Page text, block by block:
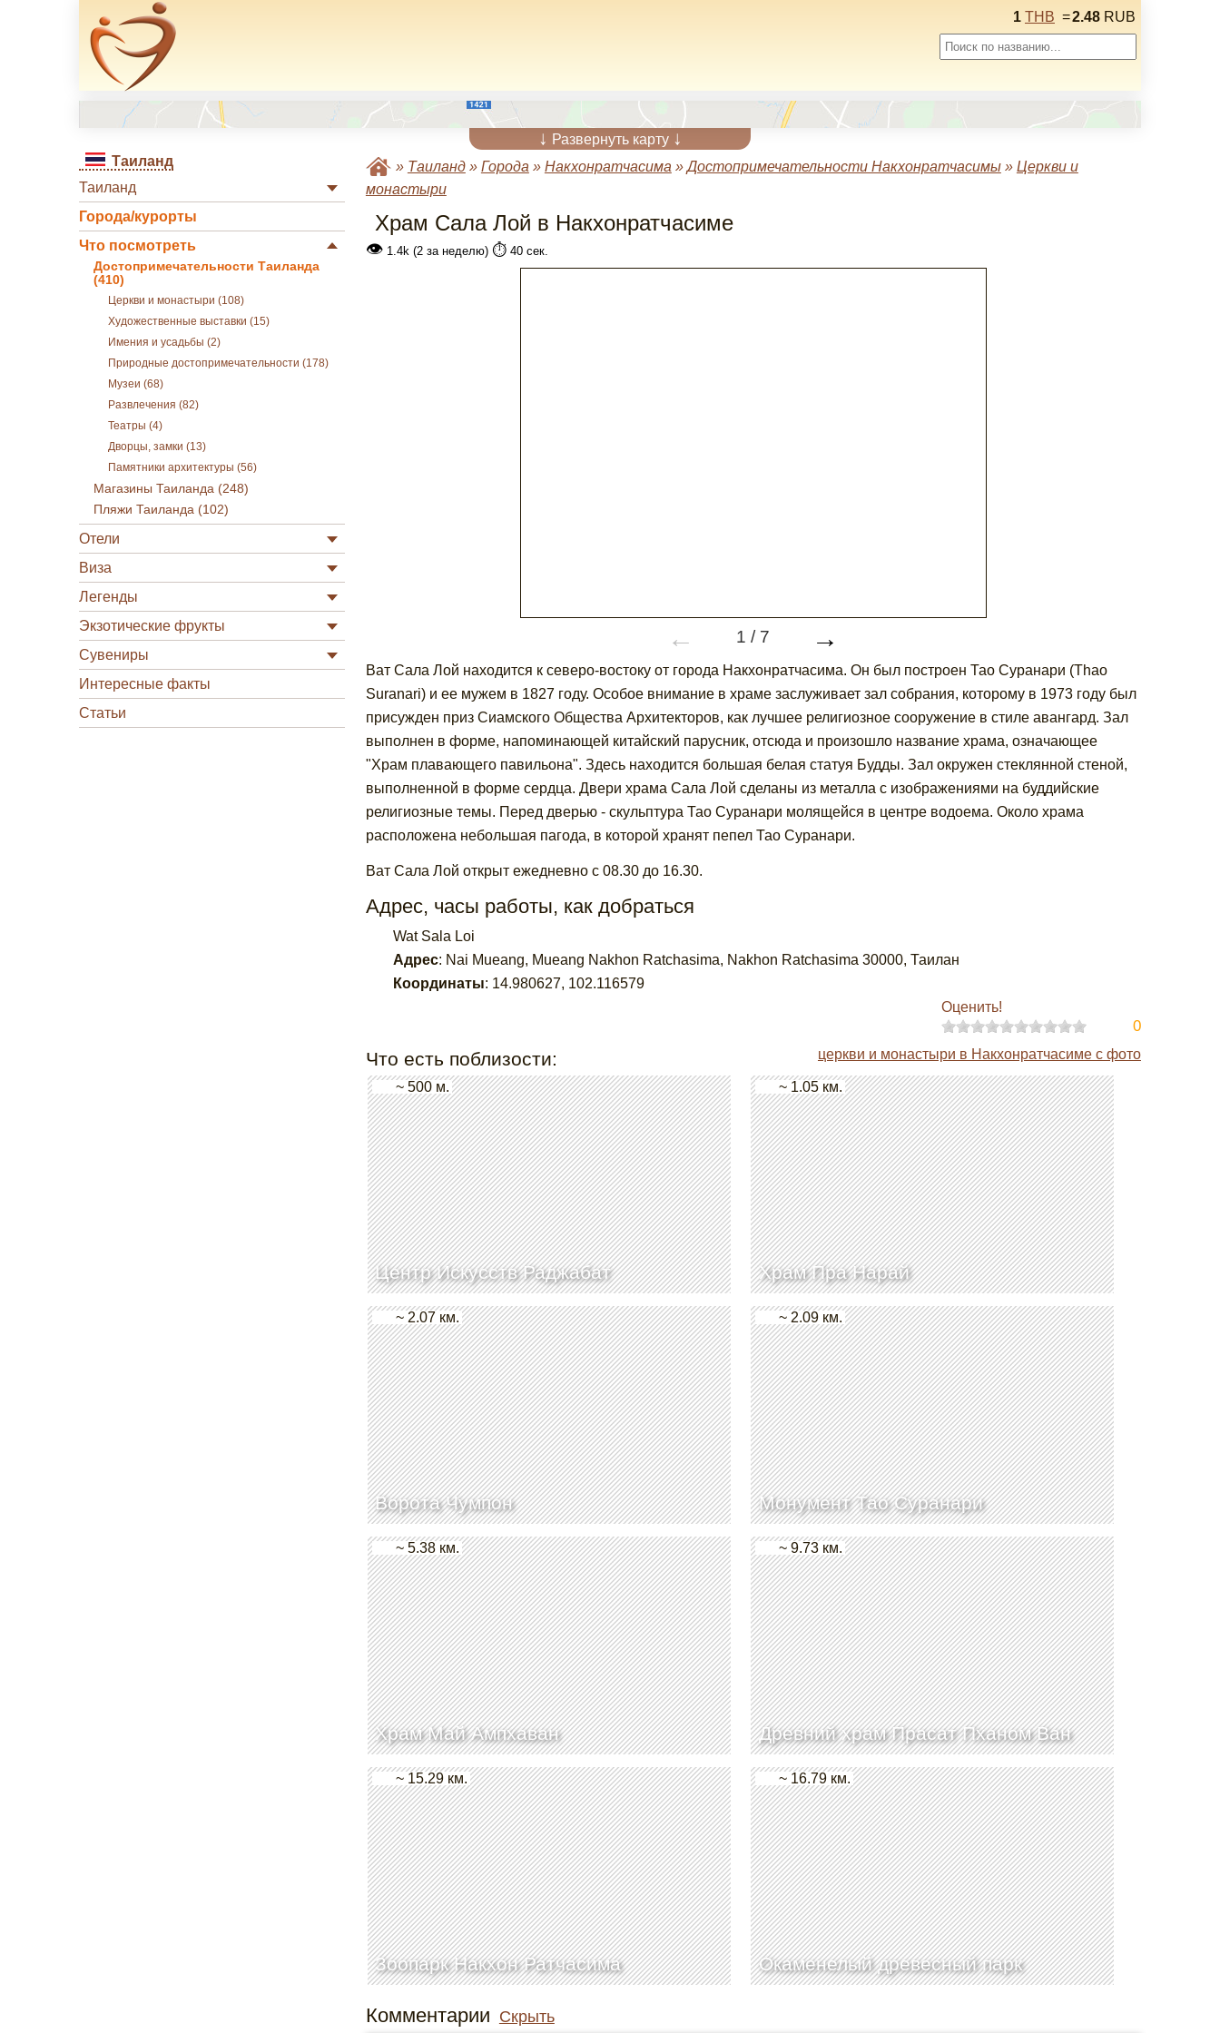
1 THB =2.48 RUB
↓ Развернуть карту ↓
Таиланд
Таиланд
Города/курорты
Что посмотреть
Достопримечательности Таиланда
(410)
Церкви и монастыри (108)
Художественные выставки (15)
Имения и усадьбы (2)
Природные достопримечательности (178)
Музеи (68)
Развлечения (82)
Театры (4)
Дворцы, замки (13)
Памятники архитектуры (56)
Магазины Таиланда (248)
Пляжи Таиланда (102)
Отели
Виза
Легенды
Экзотические фрукты
Сувениры
Интересные факты
Статьи
» Таиланд» Города » Накхонратчасима »Достопримечательности Накхонратчасимы» Церкви и
монастыри
Храм Сала Лой в Накхонратчасиме
👁1.4k (2 за неделю) ⏱️40 сек.
← 1 / 7 →
Ват Сала Лой находится к северо-востоку от города Накхонратчасима. Он был построен Тао Суранари (Thao
Suranari) и ее мужем в 1827 году. Особое внимание в храме заслуживает зал собрания, которому в 1973 году был
присужден приз Сиамского Общества Архитекторов, как лучшее религиозное сооружение в стиле авангард. Зал
выполнен в форме, напоминающей китайский парусник, отсюда и произошло название храма, означающее
"Храм плавающего павильона". Здесь находится большая белая статуя Будды. Зал окружен стеклянной стеной,
выполненной в форме сердца. Двери храма Сала Лой сделаны из металла с изображениями на буддийские
религиозные темы. Перед дверью - скульптура Тао Суранари молящейся в центре водоема. Около храма
расположена небольшая пагода, в которой хранят пепел Тао Суранари.
Ват Сала Лой открыт ежедневно с 08.30 до 16.30.
Адрес, часы работы, как добраться
Wat Sala Loi
Адрес: Nai Mueang, Mueang Nakhon Ratchasima, Nakhon Ratchasima 30000, Таилан
Координаты: 14.980627, 102.116579
Оценить!
0
Что есть поблизости: церкви и монастыри в Накхонратчасиме с фото
Центр Искусств Раджабат
~ 500 м.
Храм Пра Нарай
~ 1.05 км.
Ворота Чумпон
~ 2.07 км.
Монумент Тао Суранари
~ 2.09 км.
Храм Май Ампхаван
~ 5.38 км.
Древний храм Прасат Пханом Ван
~ 9.73 км.
Зоопарк Накхон Ратчасима
~ 15.29 км.
Окаменелый древесный парк
~ 16.79 км.
Комментарии Скрыть